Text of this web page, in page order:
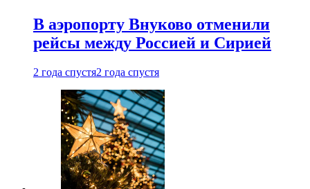
В аэропорту Внуково отменили
рейсы между Россией и Сирией
2 года спустя2 года спустя